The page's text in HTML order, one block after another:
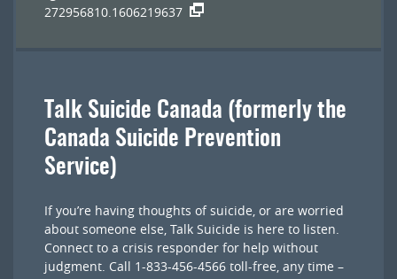
272956810.1606219637
Talk Suicide Canada (formerly the
Canada Suicide Prevention
Service)
If you’re having thoughts of suicide, or are worried
about someone else, Talk Suicide is here to listen.
Connect to a crisis responder for help without
judgment. Call 1-833-456-4566 toll-free, any time –